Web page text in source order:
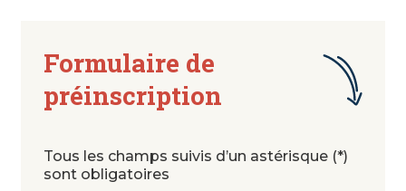
Formulaire de
préinscription
Tous les champs suivis d’un astérisque (*)
sont obligatoires